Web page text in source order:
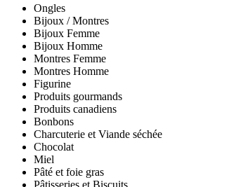
Ongles
Bijoux / Montres
Bijoux Femme
Bijoux Homme
Montres Femme
Montres Homme
Figurine
Produits gourmands
Produits canadiens
Bonbons
Charcuterie et Viande séchée
Chocolat
Miel
Pâté et foie gras
Pâtisseries et Biscuits